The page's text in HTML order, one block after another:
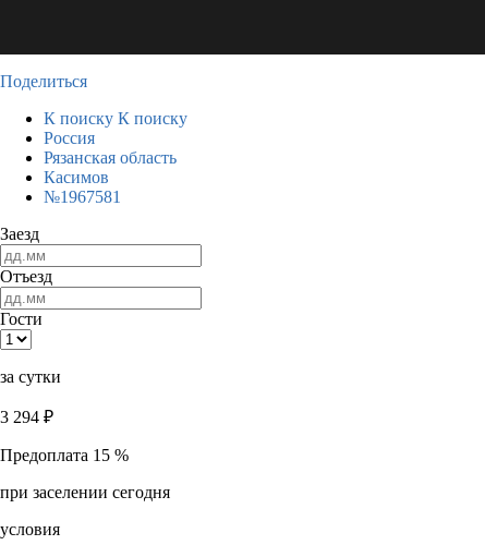
Поделиться
К поиску К поиску
Россия
Рязанская область
Касимов
№1967581
Заезд
Отъезд
Гости
за сутки
3 294 ₽
Предоплата 15 %
при заселении сегодня
условия